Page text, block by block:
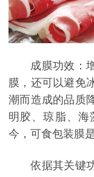
成膜功效：
膜，还可以避免
潮而造成的品质
明胶、琼脂、海
今，可食包装膜
依据其关键